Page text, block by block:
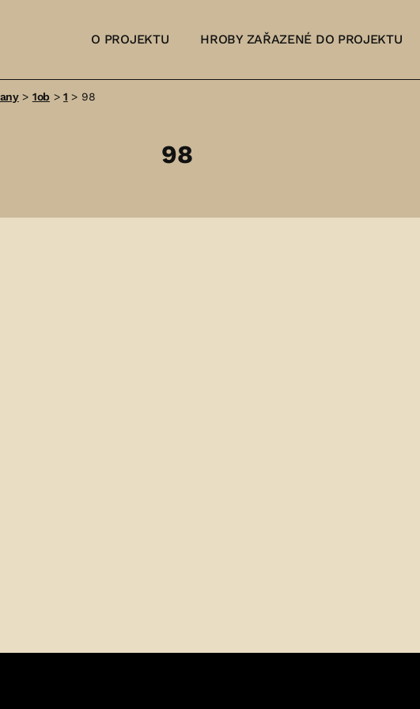
O PROJEKTU HROBY ZAŘAZENÉ DO PROJEKTU
> 1ob >1 > 98
98